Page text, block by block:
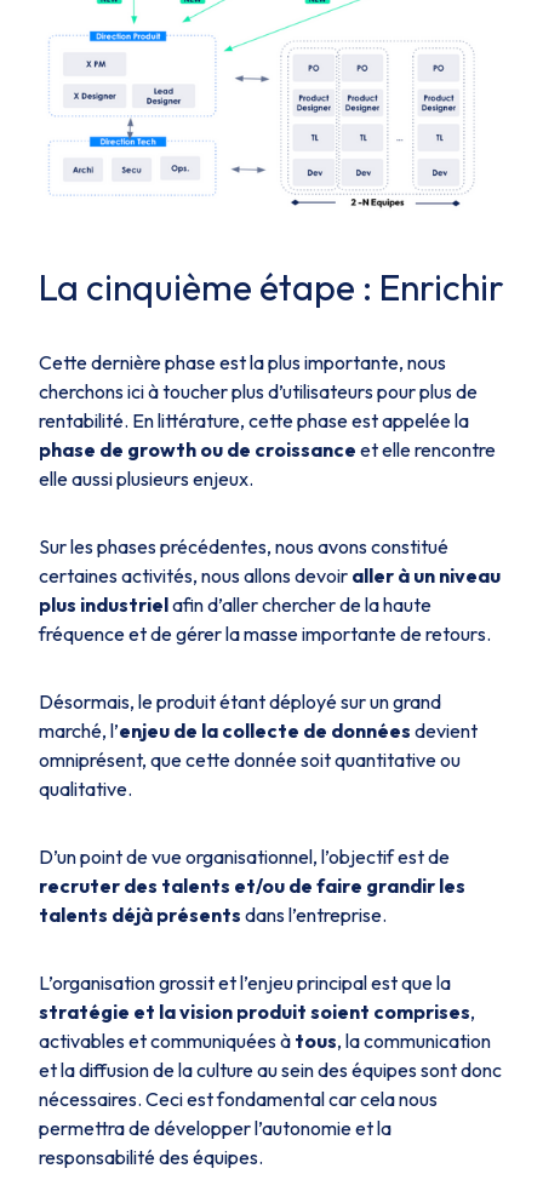
La cinquième étape : Enrichir
Cette dernière phase est la plus importante, nous
cherchons ici à toucher plus d’utilisateurs pour plus de
rentabilité. En littérature, cette phase est appelée la
phase de growth ou de croissance et elle rencontre
elle aussi plusieurs enjeux.
Sur les phases précédentes, nous avons constitué
certaines activités, nous allons devoir aller à un niveau
plus industrielafin d’aller chercher de la haute
fréquence et de gérer la masse importante de retours.
Désormais, le produit étant déployé sur un grand
marché, l’enjeu de la collecte de données devient
omniprésent, que cette donnée soit quantitative ou
qualitative.
D’un point de vue organisationnel, l’objectif est de
recruter des talents et/ou de faire grandir les
talents déjà présents dans l’entreprise.
L’organisation grossit et l’enjeu principal est que la
stratégie et la vision produit soient comprises,
activables et communiquées à tous, la communication
et la diffusion de la culture au sein des équipes sont donc
nécessaires. Ceci est fondamental car cela nous
permettra de développer l’autonomie et la
responsabilité des équipes.